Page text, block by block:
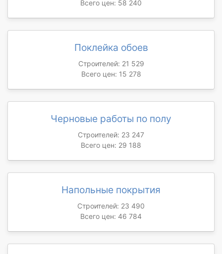
Всего цен: 58 240
Поклейка обоев
Строителей: 21 529
Всего цен: 15 278
Черновые работы по полу
Строителей: 23 247
Всего цен: 29 188
Напольные покрытия
Строителей: 23 490
Всего цен: 46 784